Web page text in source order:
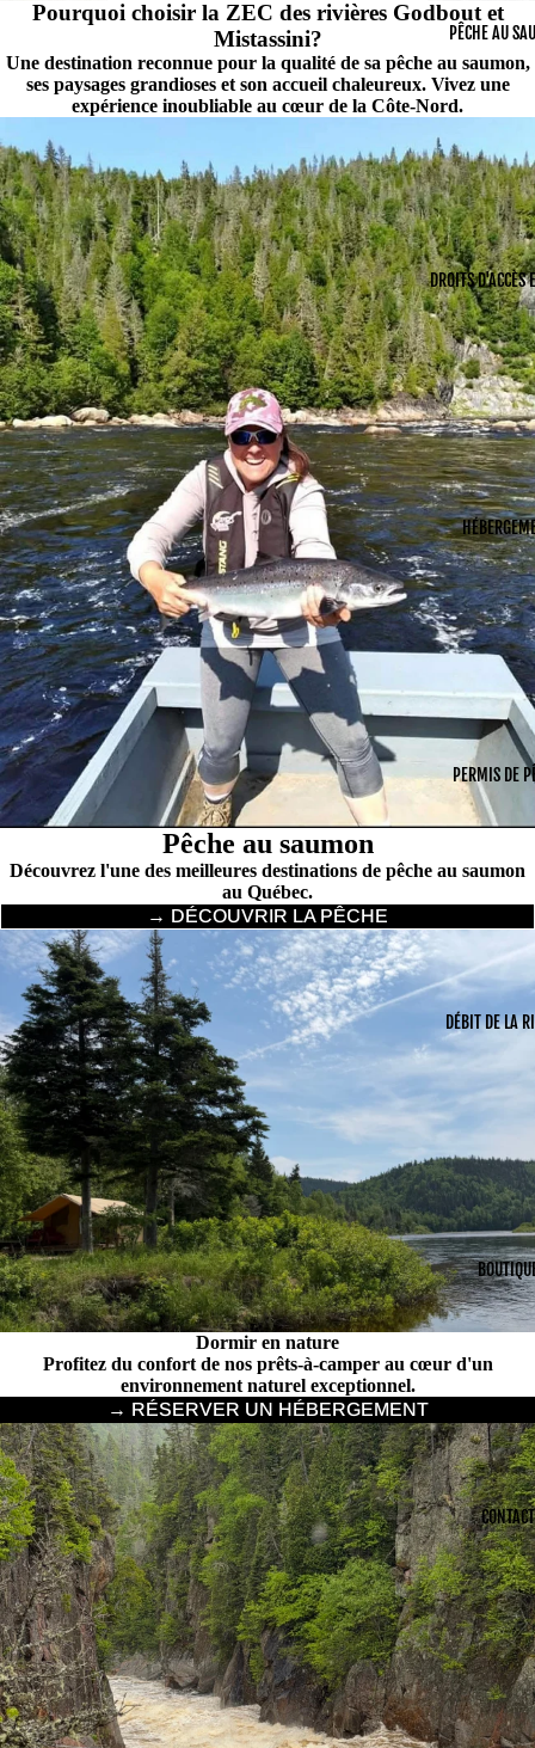
PÊCHE AU
DROITS D'ACCÈS
PERMIS DE
DÉBIT DE LA
CONTACT
Pourquoi choisir la ZEC des rivières Godbout et
Mistassini?
Une destination reconnue pour la qualité de sa pêche au saumon,
ses paysages grandioses et son accueil chaleureux. Vivez une
expérience inoubliable au cœur de la Côte-Nord.
Pêche au saumon
Découvrez l'une des meilleures destinations de pêche au saumon
au Québec.
→ DÉCOUVRIR LA PÊCHE
Dormir en nature
Profitez du confort de nos prêts-à-camper au cœur d'un
environnement naturel exceptionnel.
→ RÉSERVER UN HÉBERGEMENT